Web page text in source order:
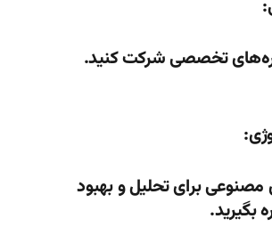
تخصصی شرکت کنید.
مصنوعی برای تحلیل و بهبود
بگیرید.